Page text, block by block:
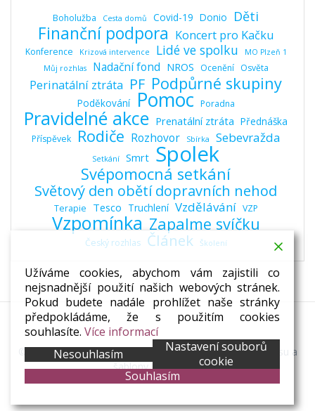
Boholužba Cesta domů Covid-19 Donio Děti
Finanční podpora Koncert pro Kačku
Konference Krizová intervence Lidé ve spolku
MO Plzeň 1
Můj rozhlas
Nadační fond NROS Ocenění Osvěta
Perinatální ztráta PF Podpůrné skupiny
Poděkování Pomoc Poradna
Pravidelné akce Prenatální ztráta Přednáška
Příspěvek Rodiče Rozhovor Sbírka Sebevražda
Setkání Smrt Spolek
Svépomocná setkání
Světový den obětí dopravních nehod
Terapie Tesco Truchlení Vzdělávání VZP
Vzpomínka Zapalme svíčku
Český rozhlas Článek Školení
© 2026 Plzeňská zastávka. Vytvořeno pomocí WordPressu a
šablony Mesmerize
Užíváme cookies, abychom vám zajistili co
nejsnadnější použití našich webových stránek.
Pokud budete nadále prohlížet naše stránky
předpokládáme, že s použitím cookies
souhlasíte. Více informací
Nesouhlasím
Nastavení souborů
cookie
Souhlasím